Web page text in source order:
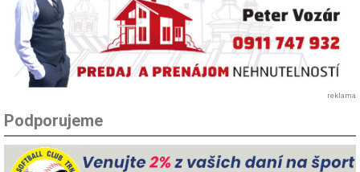
reklama
Podporujeme